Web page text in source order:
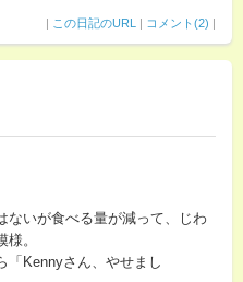
| この日記のURL | コメント(2) |
いが食べる量が減って、じわ
。
Kennyさん、やせまし